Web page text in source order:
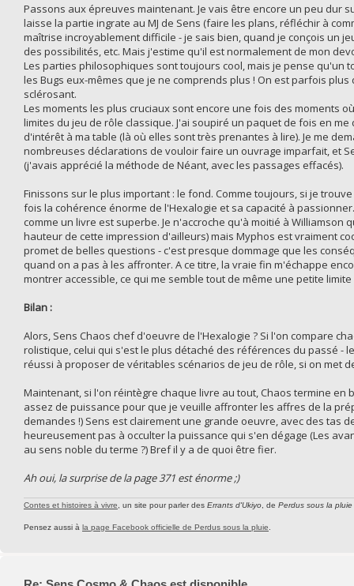
Passons aux épreuves maintenant. Je vais être encore un peu dur
laisse la partie ingrate au MJ de Sens (faire les plans, réfléchir à
maîtrise incroyablement difficile - je sais bien, quand je conçois un
des possibilités, etc. Mais j'estime qu'il est normalement de mon
Les parties philosophiques sont toujours cool, mais je pense
les Bugs eux-mêmes que je ne comprends plus ! On est parfois
sclérosant.
Les moments les plus cruciaux sont encore une fois des moments
limites du jeu de rôle classique. J'ai soupiré un paquet de fois en
d'intérêt à ma table (là où elles sont très prenantes à lire). Je me
nombreuses déclarations de vouloir faire un ouvrage imparfait, et
(j'avais apprécié la méthode de Néant, avec les passages effacés).
Finissons sur le plus important : le fond. Comme toujours, si je
fois la cohérence énorme de l'Hexalogie et sa capacité à
comme un livre est superbe. Je n'accroche qu'à moitié à
hauteur de cette impression d'ailleurs) mais Myphos est vraiment
promet de belles questions - c'est presque dommage que les
quand on a pas à les affronter. A ce titre, la vraie fin m'échappe
montrer accessible, ce qui me semble tout de même une petite
Bilan :
Alors, Sens Chaos chef d'oeuvre de l'Hexalogie ? Si l'on compare
rolistique, celui qui s'est le plus détaché des références du passé -
réussi à proposer de véritables scénarios de jeu de rôle, si on met
Maintenant, si l'on réintègre chaque livre au tout, Chaos termine
assez de puissance pour que je veuille affronter les affres de la
demandes !) Sens est clairement une grande oeuvre, avec des
heureusement pas à occulter la puissance qui s'en dégage (Les
au sens noble du terme ?) Bref il y a de quoi être fier.
Ah oui, la surprise de la page 371 est énorme ;)
Contes et histoires à vivre , un site pour parler des Errants d'Ukiyo , de Perdus sous la pluie
Pensez aussi à la page Facebook officielle de Perdus sous la pluie